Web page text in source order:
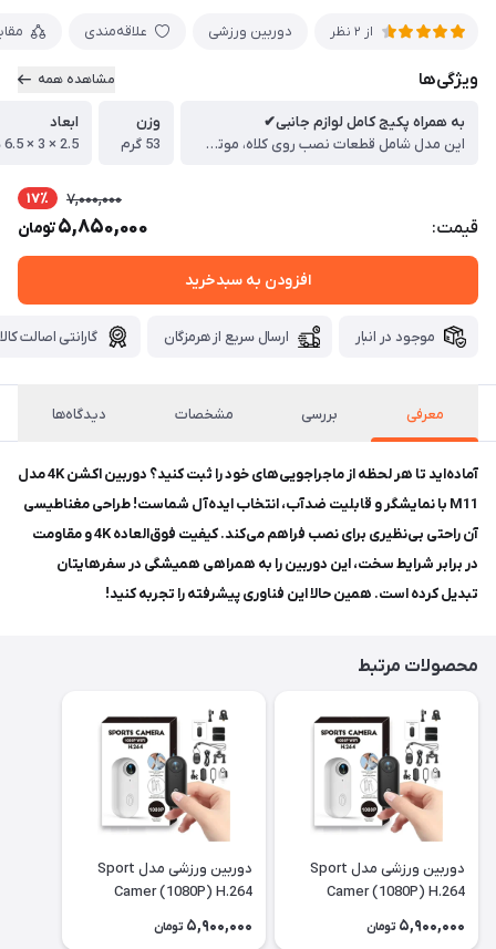
از 2 نظر دوربین ورزشی علاقه‌مندی
ویژگی‌ها مشاهده همه
به‌ همراه پکیج کامل لوازم جانبی✔
این مدل شامل قطعات نصب روی کلاه، موتور، دوچرخه، پایه‌ها، کابل‌ها و… می‌شود.
وزن
53 گرم
ابعاد
2.5 × 3 × 6.5 سانتی‌متر
قیمت:
7,000,000 17٪
5,850,000تومان
افزودن به سبدخرید
موجود در انبار ارسال سریع از هرمزگان گارانتی اصالت کالا
معرفی بررسی مشخصات دیدگاه‌ها
آماده‌اید تا هر لحظه از ماجراجویی‌های خود را ثبت کنید؟ دوربین اکشن 4K مدل
M11 با نمایشگر و قابلیت ضدآب، انتخاب ایده‌آل شماست! طراحی مغناطیسی
آن راحتی بی‌نظیری برای نصب فراهم می‌کند. کیفیت فوق‌العاده 4K و مقاومت
در برابر شرایط سخت، این دوربین را به همراهی همیشگی در سفرهایتان
تبدیل کرده است. همین حالا این فناوری پیشرفته را تجربه کنید!
محصولات مرتبط
دوربین ورزشی مدل Sport
Camer (1080P) H.264
5,900,000 تومان
دوربین ورزشی مدل Sport
Camer (1080P) H.264
5,900,000 تومان